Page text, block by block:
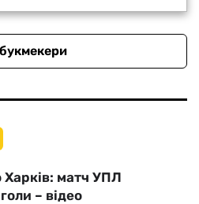
букмекери
Харків: матч УПЛ
– відео